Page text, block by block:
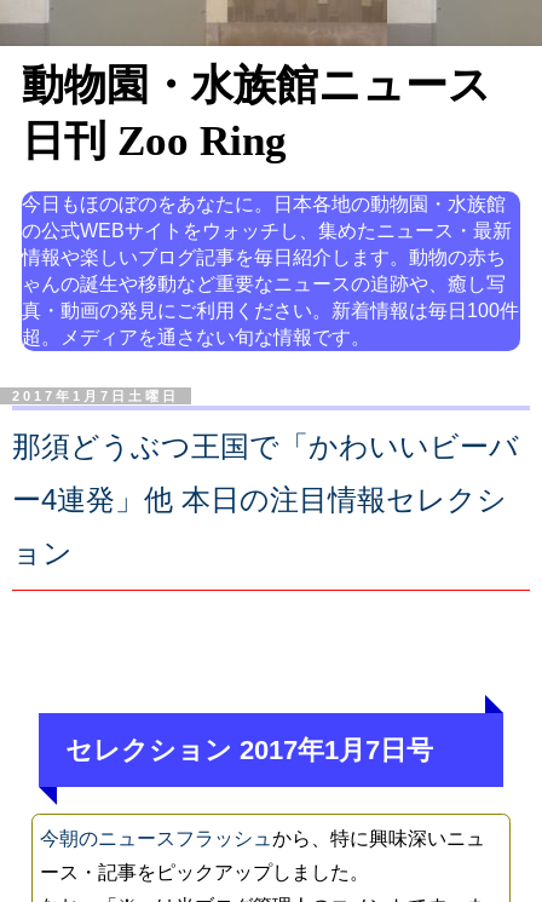
動物園・水族館ニュース
日刊 Zoo Ring
今日もほのぼのをあなたに。日本各地の動物園・水族館
の公式WEBサイトをウォッチし、集めたニュース・最新
情報や楽しいブログ記事を毎日紹介します。動物の赤ち
ゃんの誕生や移動など重要なニュースの追跡や、癒し写
真・動画の発見にご利用ください。新着情報は毎日100件
超。メディアを通さない旬な情報です。
2017年1月7日土曜日
那須どうぶつ王国で「かわいいビーバ
ー4連発」他 本日の注目情報セレクシ
ョン
セレクション 2017年1月7日号
今朝のニュースフラッシュから、特に興味深いニュ
ース・記事をピックアップしました。